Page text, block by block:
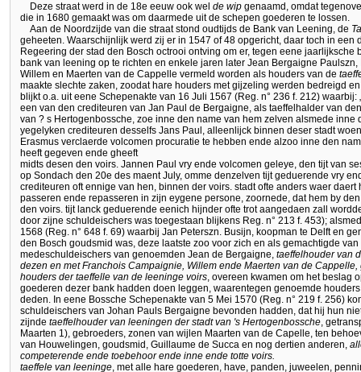
Deze straat werd in de 18e eeuw ook wel de wip genaamd, omdat
die in 1680 gemaakt was om daarmede uit de schepen goederen te lossen.
Aan de Noordzijde van die straat stond oudtijds de Bank van Leening, de
geheeten. Waarschijnlijk werd zij er in 1547 of 48 opgericht, daar toch in een
Regeering der stad den Bosch octrooi ontving om er, tegen eene
bank van leening op te richten en enkele jaren later Jean Bergaigne
Willem en Maerten van de Cappelle vermeld worden als houders van de
maakte slechte zaken, zoodat hare houders met gijzeling werden bedreigd
blijkt o.a. uit eene Schepenakte van 16 Juli 1567 (Reg. n° 236 f. 212)
een van den crediteuren van Jan Paul de Bergaigne, als taeffelhalder van
van ? s Hertogenbossche, zoe inne den name van hem zelven alsmede
yegelyken crediteuren desselfs Jans Paul, alleenlijck binnen deser stadt
Erasmus verclaerde volcomen procuratie te hebben ende alzoo inne den
heeft gegeven ende gheeft
midts desen den voirs. Jannen Paul vry ende volcomen geleye, den tijt van
op Sondach den 20e des maent July, omme denzelven tijt geduerende vry
crediteuren oft ennige van hen, binnen der voirs. stadt ofte anders waer
passeren ende repasseren in zijn eygene persone, zoornede, dat hem by
den voirs. tijt lanck geduerende eenich hijnder ofte trot aangedaen zall
door zijne schuldeischers was toegestaan blijkens Reg. n° 213 f. 453);
1568 (Reg. n° 648 f. 69) waarbij Jan Peterszn. Busijn, koopman te Delft en
den Bosch goudsmid was, deze laatste zoo voor zich en als gemachtigde
medeschuldeischers van genoemden Jean de Bergaigne, taeffelhouder van
dezen en met Franchois Campaignie, Willem ende Maerten van de
houders der taeffelle van de leeninge voirs, overeen kwamen om het beslag
goederen dezer bank hadden doen leggen, waarentegen genoemde
deden. In eene Bossche Schepenakte van 5 Mei 1570 (Reg. n° 219 f. 256)
schuldeischers van Johan Pauls Bergaigne bevonden hadden, dat hij hun
zijnde taeffelhouder van leeningen der stadt van 's Hertogenbossche,
Maarten 1), gebroeders, zonen van wijlen Maarten van de Capelle, ten
van Houwelingen, goudsmid, Guillaume de Succa en nog dertien anderen,
competerende ende toebehoor ende inne ende totte voirs.
taeffele van leeninge, met alle hare goederen, have, panden, juweelen,